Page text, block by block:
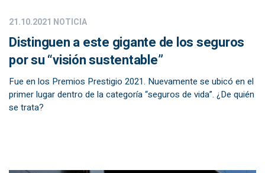
21.10.2021 NOTICIA
Distinguen a este gigante de los seguros
por su “visión sustentable”
Fue en los Premios Prestigio 2021. Nuevamente se ubicó en el
primer lugar dentro de la categoría “seguros de vida”. ¿De quién
se trata?